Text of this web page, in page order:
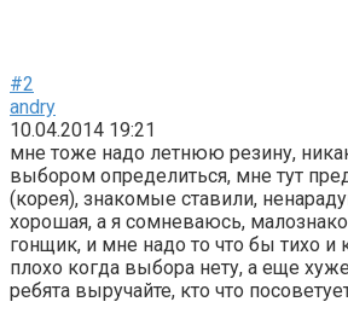
#2
andry
10.04.2014 19:21
мне тоже надо летнюю резину,
выбором определиться, мне тут
(корея), знакомые ставили,
хорошая, а я сомневаюсь,
гонщик, и мне надо то что бы тихо
плохо когда выбора нету, а еще
ребята выручайте, кто что